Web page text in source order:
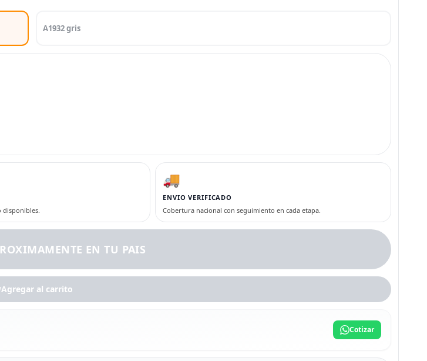
A1932 gris
🚚
ENVIO VERIFICADO
Cobertura nacional con seguimiento en cada etapa.
EN TU PAIS
Agregar al carrito
Cotizar